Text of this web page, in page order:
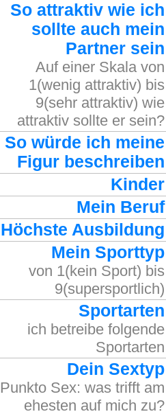
So attraktiv wie ich
sollte auch mein
Partner sein
Auf einer Skala von
1(wenig attraktiv) bis
9(sehr attraktiv) wie
attraktiv sollte er sein?
So würde ich meine
Figur beschreiben
Kinder
Mein Beruf
Höchste Ausbildung
Mein Sporttyp
von 1(kein Sport) bis
9(supersportlich)
Sportarten
ich betreibe folgende
Sportarten
Dein Sextyp
Punkto Sex: was trifft am
ehesten auf mich zu?